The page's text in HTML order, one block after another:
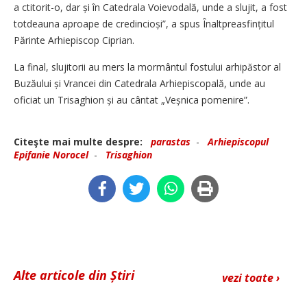
a ctitorit-o, dar și în Catedrala Voievodală, unde a slujit, a fost
totdeauna aproape de credincioși”, a spus Înaltpreasfințitul
Părinte Arhiepiscop Ciprian.
La final, slujitorii au mers la mormântul fostului arhipăstor al
Buzăului și Vrancei din Catedrala Arhiepiscopală, unde au
oficiat un Trisaghion și au cântat „Veșnica pomenire”.
Citeşte mai multe despre: parastas -Arhiepiscopul
Epifanie Norocel- Trisaghion
vezi toate ›
Alte articole din Știri